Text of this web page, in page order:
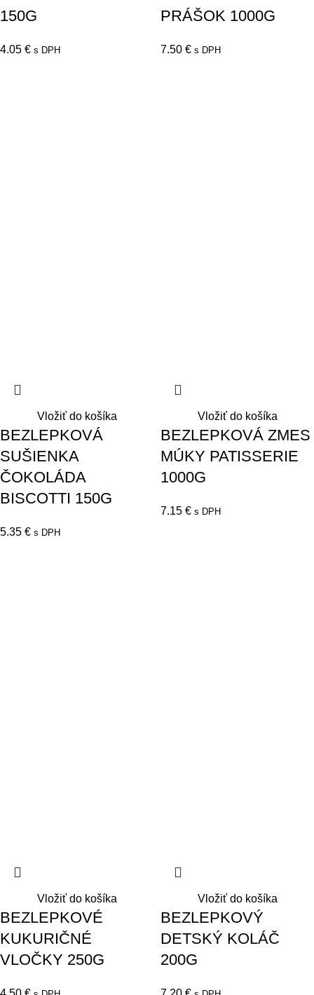
150G
4.05 € s DPH
PRÁŠOK 1000G
7.50 € s DPH
Vložiť do košíka
BEZLEPKOVÁ
SUŠIENKA
ČOKOLÁDA
BISCOTTI 150G
5.35 € s DPH
Vložiť do košíka
BEZLEPKOVÁ ZMES
MÚKY PATISSERIE
1000G
7.15 € s DPH
Vložiť do košíka
BEZLEPKOVÉ
KUKURIČNÉ
VLOČKY 250G
Vložiť do košíka
BEZLEPKOVÝ
DETSKÝ KOLÁČ
200G